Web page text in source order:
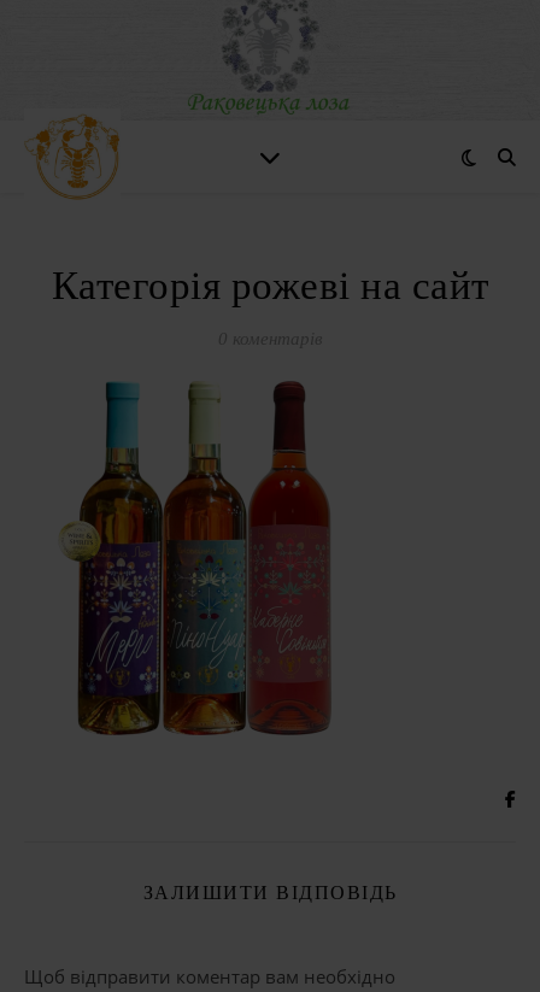
Категорія рожеві на сайт
0 коментарів
ЗАЛИШИТИ ВІДПОВІДЬ
Щоб відправити коментар вам необхідно